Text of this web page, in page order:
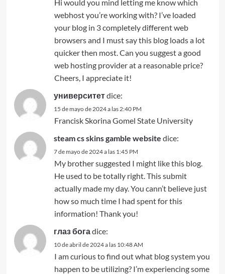
Hi would you mind letting me know which
webhost you’re working with? I’ve loaded
your blog in 3 completely different web
browsers and I must say this blog loads a lot
quicker then most. Can you suggest a good
web hosting provider at a reasonable price?
Cheers, I appreciate it!
университетdice:
15 de mayo de 2024 a las 2:40 PM
Francisk Skorina Gomel State University
steam cs skins gamble website dice:
7 de mayo de 2024 a las 1:45 PM
My brother suggested I might like this blog.
He used to be totally right. This submit
actually made my day. You cann’t believe just
how so much time I had spent for this
information! Thank you!
глаз бога dice:
10 de abril de 2024 a las 10:48 AM
I am curious to find out what blog system you
happen to be utilizing? I’m experiencing some